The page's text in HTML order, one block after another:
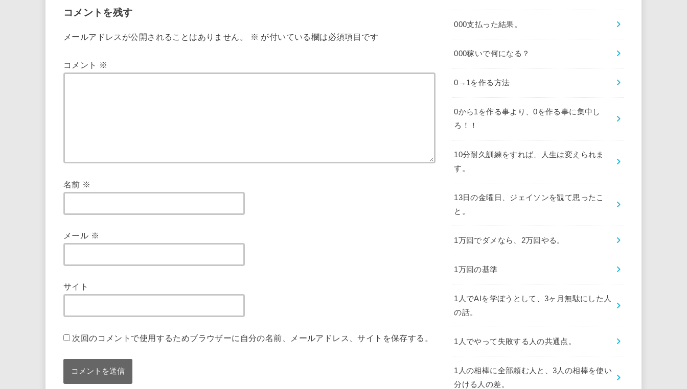
コメントを残す
メールアドレスが公開されることはありません。 ※ が付いている欄は必須項目です
コメント ※
名前 ※
メール ※
サイト
次回のコメントで使用するためブラウザーに自分の名前、メールアドレス、サイトを保存する。
000支払った結果。
000稼いで何になる？
0→1を作る方法
0から1を作る事より、0を作る事に集中し
ろ！！
10分耐久訓練をすれば、人生は変えられま
す。
13日の金曜日、ジェイソンを観て思ったこ
と。
1万回でダメなら、2万回やる。
1万回の基準
1人でAIを学ぼうとして、3ヶ月無駄にした人
の話。
1人でやって失敗する人の共通点。
1人の相棒に全部頼む人と、3人の相棒を使い
分ける人の差。